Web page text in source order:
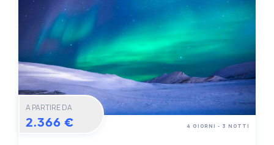
A PARTIRE DA
2.366 € 4 GIORNI - 3 NOTTI